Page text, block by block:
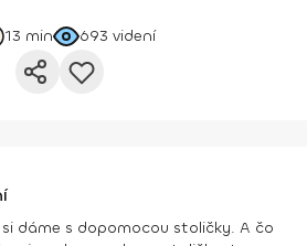
13 min 693 videní
dáme s dopomocou stoličky. A čo